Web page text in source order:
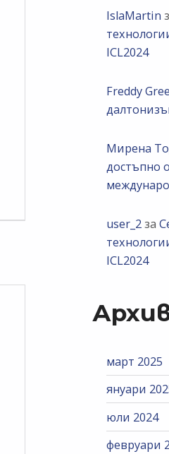
IslaMartin
ICL2024
Freddy
Мирена
достъпно
user_2за
ICL2024
март 2025
януари
юли 2024
февруари